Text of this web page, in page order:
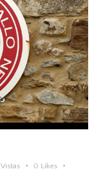
Vistas 0 Likes